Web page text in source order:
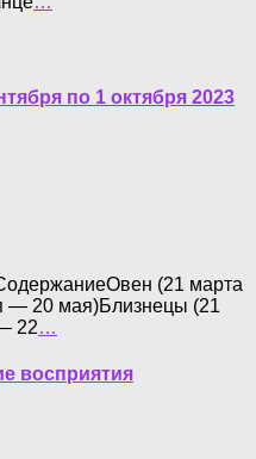
по 1 октября 2023
(21 марта
— 20 мая)Близнецы (21
22…
восприятия